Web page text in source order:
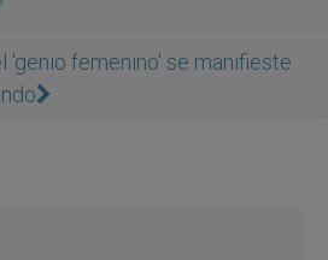
'genio femenino' se manifieste